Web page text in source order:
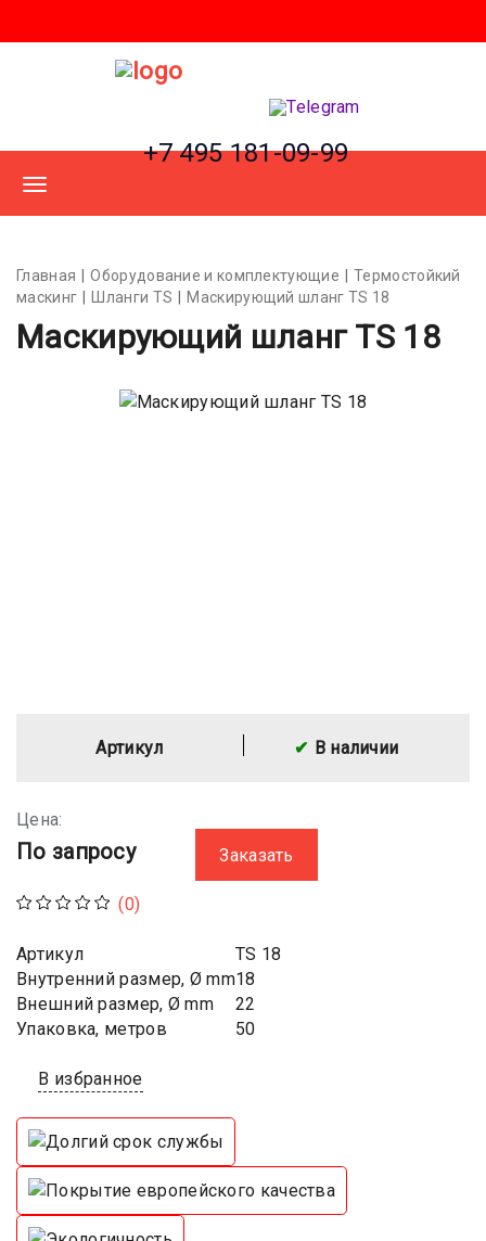
+7 495 181-09-99
Главная Оборудование и комплектующие
Термостойкий
маскинг
Шланги TS Маскирующий шланг TS 18
Маскирующий шланг TS 18
Артикул В наличии
Цена:
По запросу Заказать
(0)
Артикул
TS 18
Внутренний размер, Ø mm18
Внешний размер, Ø mm
22
Упаковка, метров
50
В избранное